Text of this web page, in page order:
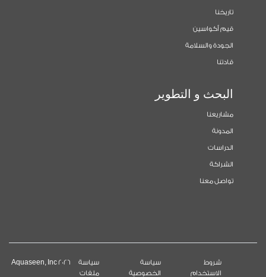
تاريخنا
قيم أكواسين
الجودة والسلامة
قادتنا
البحث و التطوير
مشاريعنا
المدونة
الدراسات
الشراكة
تواصل معنا
شروط
الاستخدام
سياسة
الخصوصية
سياسة
ملفات
2026 Aquaseen, Inc